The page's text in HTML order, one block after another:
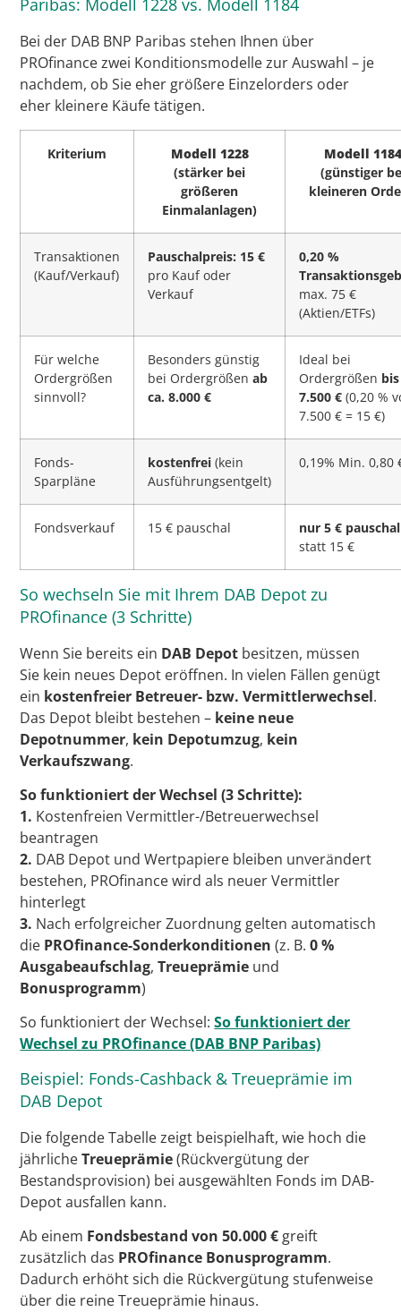
Paribas: Modell 1228 vs. Modell 1184
Bei der DAB BNP Paribas stehen Ihnen über
PROfinance zwei Konditionsmodelle zur Auswahl – je
nachdem, ob Sie eher größere Einzelorders oder
eher kleinere Käufe tätigen.
Kriterium
Modell 1228
(stärker bei
größeren
Einmalanlagen)
Modell
(günstiger
kleineren
Transaktionen
(Kauf/Verkauf)
Pauschalpreis: 15 €
pro Kauf oder
Verkauf
0,20 %
max. 75 €
(Aktien/ETFs)
Für welche
Ordergrößen
sinnvoll?
Besonders günstig
bei Ordergrößenab
ca. 8.000 €
Ideal bei
Ordergrößen
7.500 € (0,20 %
7.500 € = 15 €)
Fonds-
Sparpläne
kostenfrei (kein
Ausführungsentgelt)
0,19% Min. 0,80
Fondsverkauf 15 € pauschal
nur 5 € pauschal
statt 15 €
So wechseln Sie mit Ihrem DAB Depot zu
PROfinance (3 Schritte)
Wenn Sie bereits ein DAB Depot besitzen, müssen
Sie kein neues Depot eröffnen. In vielen Fällen genügt
ein kostenfreier Betreuer- bzw. Vermittlerwechsel.
Das Depot bleibt bestehen – keine neue
Depotnummer, kein Depotumzug, kein
Verkaufszwang.
So funktioniert der Wechsel (3 Schritte):
1. Kostenfreien Vermittler-/Betreuerwechsel
beantragen
2. DAB Depot und Wertpapiere bleiben unverändert
bestehen, PROfinance wird als neuer Vermittler
hinterlegt
3. Nach erfolgreicher Zuordnung gelten automatisch
die PROfinance-Sonderkonditionen (z. B.0 %
Ausgabeaufschlag,Treueprämie und
Bonusprogramm)
So funktioniert der Wechsel:So funktioniert der
Wechsel zu PROfinance (DAB BNP Paribas)
Beispiel: Fonds-Cashback & Treueprämie im
DAB Depot
Die folgende Tabelle zeigt beispielhaft, wie hoch die
jährlicheTreueprämie(Rückvergütung der
Bestandsprovision) bei ausgewählten Fonds im DAB-
Depot ausfallen kann.
Ab einem Fondsbestand von 50.000 € greift
zusätzlich das PROfinance Bonusprogramm.
Dadurch erhöht sich die Rückvergütung stufenweise
über die reine Treueprämie hinaus.